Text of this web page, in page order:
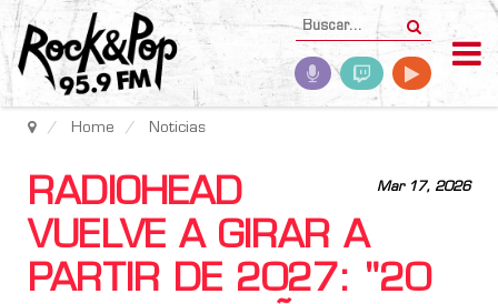
Home Noticias
Mar 17, 2026
RADIOHEAD
VUELVE A GIRAR A
PARTIR DE 2027: "20